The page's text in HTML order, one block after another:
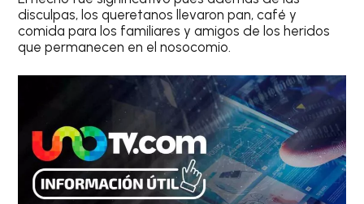
disculpas, los queretanos llevaron pan, café y
comida para los familiares y amigos de los heridos
que permanecen en el nosocomio.